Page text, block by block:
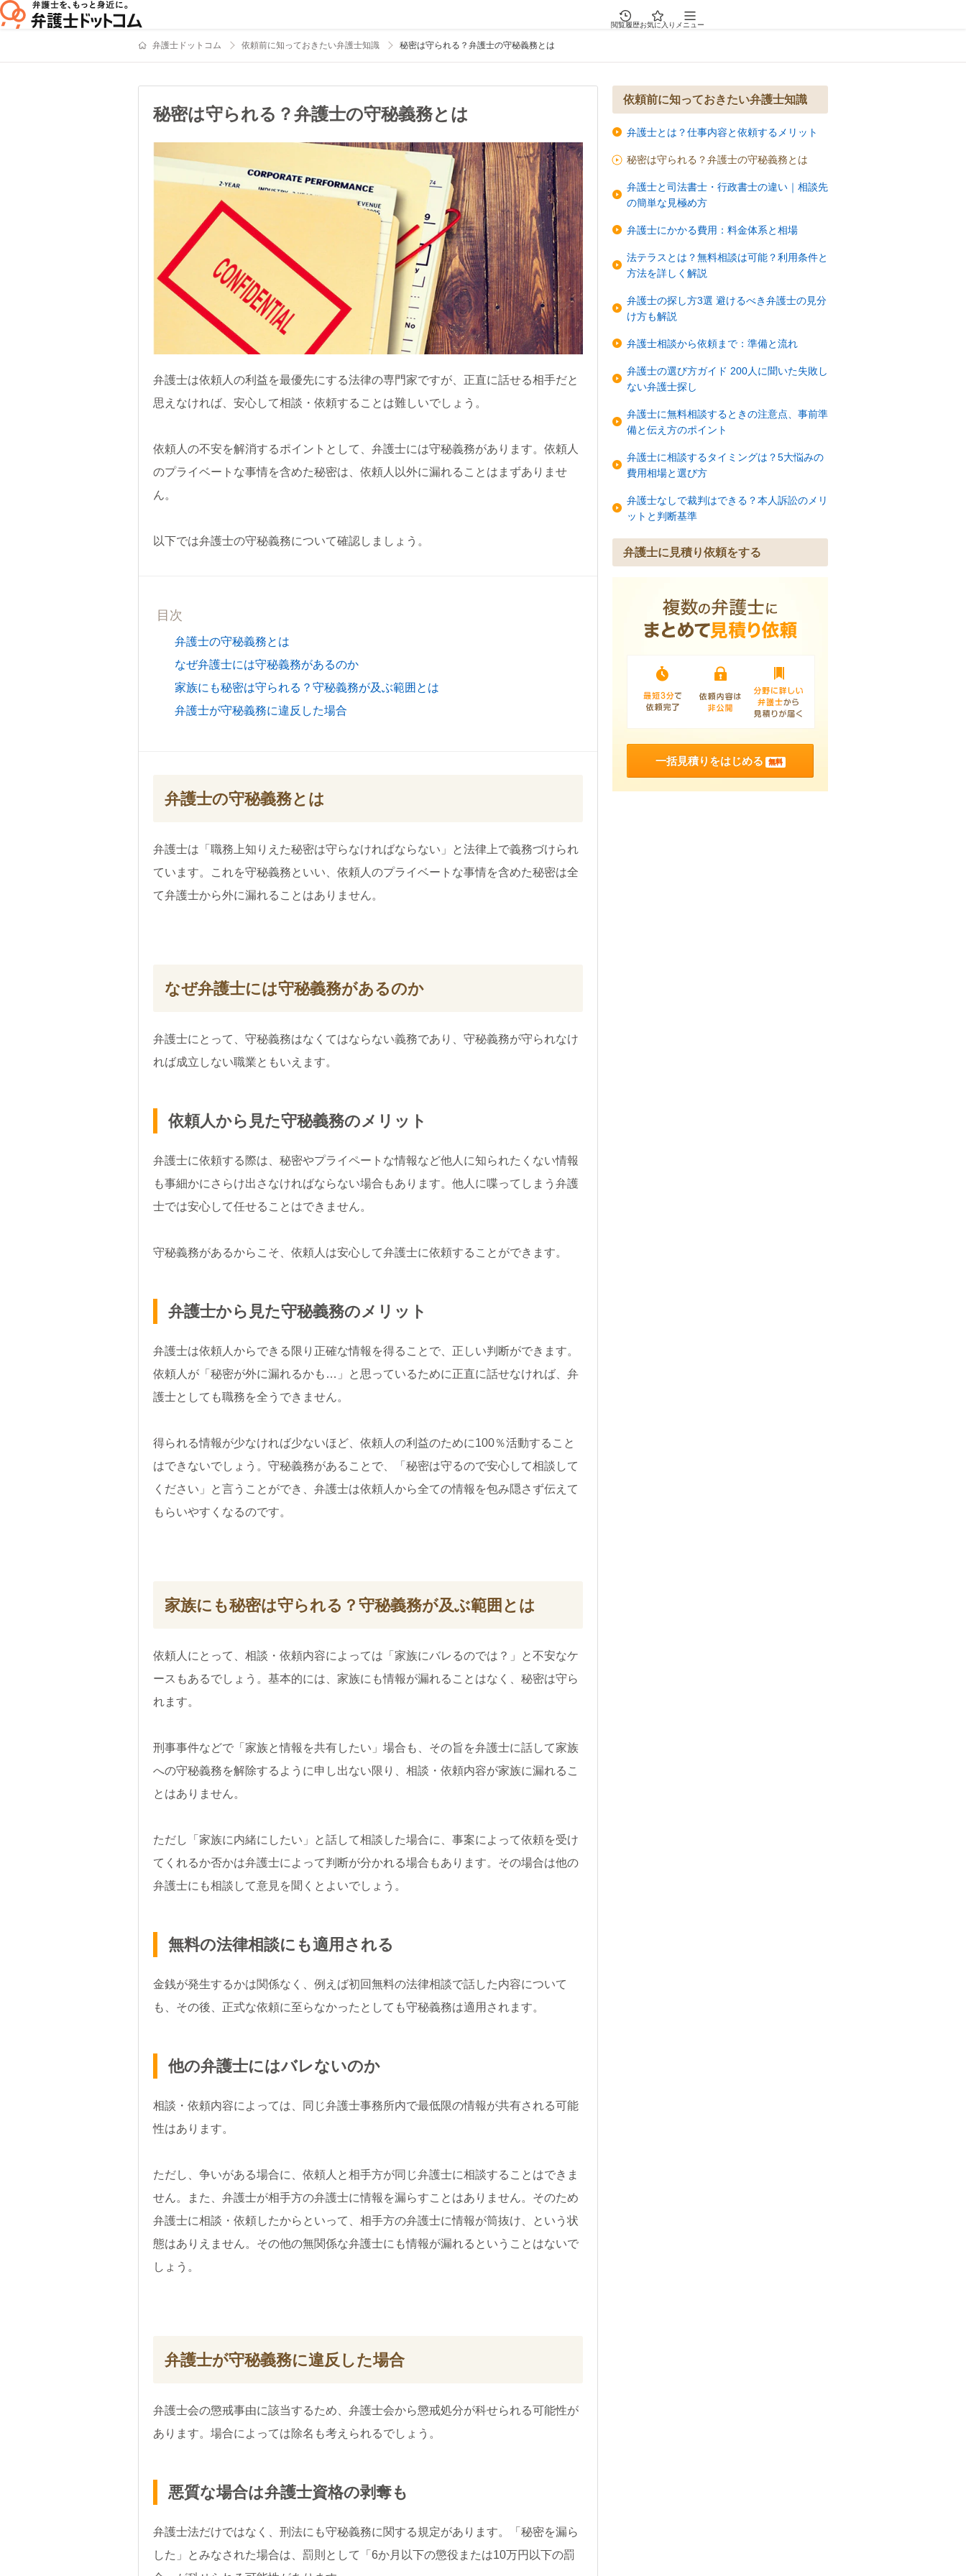
閲覧履歴お気に入り メニュー
弁護士ドットコム 依頼前に知っておきたい弁護士知識 秘密は守られる？弁護士の守秘義務とは
秘密は守られる？弁護士の守秘義務とは
弁護士は依頼人の利益を最優先にする法律の専門家ですが、正直に話せる相手だと
思えなければ、安心して相談・依頼することは難しいでしょう。
依頼人の不安を解消するポイントとして、弁護士には守秘義務があります。依頼人
のプライベートな事情を含めた秘密は、依頼人以外に漏れることはまずありませ
ん。
以下では弁護士の守秘義務について確認しましょう。
目次
弁護士の守秘義務とは
なぜ弁護士には守秘義務があるのか
家族にも秘密は守られる？守秘義務が及ぶ範囲とは
弁護士が守秘義務に違反した場合
弁護士の守秘義務とは
弁護士は「職務上知りえた秘密は守らなければならない」と法律上で義務づけられ
ています。これを守秘義務といい、依頼人のプライベートな事情を含めた秘密は全
て弁護士から外に漏れることはありません。
なぜ弁護士には守秘義務があるのか
弁護士にとって、守秘義務はなくてはならない義務であり、守秘義務が守られなけ
れば成立しない職業ともいえます。
依頼人から見た守秘義務のメリット
弁護士に依頼する際は、秘密やプライペートな情報など他人に知られたくない情報
も事細かにさらけ出さなければならない場合もあります。他人に喋ってしまう弁護
士では安心して任せることはできません。
守秘義務があるからこそ、依頼人は安心して弁護士に依頼することができます。
弁護士から見た守秘義務のメリット
弁護士は依頼人からできる限り正確な情報を得ることで、正しい判断ができます。
依頼人が「秘密が外に漏れるかも…」と思っているために正直に話せなければ、弁
護士としても職務を全うできません。
得られる情報が少なければ少ないほど、依頼人の利益のために100％活動すること
はできないでしょう。守秘義務があることで、「秘密は守るので安心して相談して
ください」と言うことができ、弁護士は依頼人から全ての情報を包み隠さず伝えて
もらいやすくなるのです。
家族にも秘密は守られる？守秘義務が及ぶ範囲とは
依頼人にとって、相談・依頼内容によっては「家族にバレるのでは？」と不安なケ
ースもあるでしょう。基本的には、家族にも情報が漏れることはなく、秘密は守ら
れます。
刑事事件などで「家族と情報を共有したい」場合も、その旨を弁護士に話して家族
への守秘義務を解除するように申し出ない限り、相談・依頼内容が家族に漏れるこ
とはありません。
ただし「家族に内緒にしたい」と話して相談した場合に、事案によって依頼を受け
てくれるか否かは弁護士によって判断が分かれる場合もあります。その場合は他の
弁護士にも相談して意見を聞くとよいでしょう。
無料の法律相談にも適用される
金銭が発生するかは関係なく、例えば初回無料の法律相談で話した内容について
も、その後、正式な依頼に至らなかったとしても守秘義務は適用されます。
他の弁護士にはバレないのか
相談・依頼内容によっては、同じ弁護士事務所内で最低限の情報が共有される可能
性はあります。
ただし、争いがある場合に、依頼人と相手方が同じ弁護士に相談することはできま
せん。また、弁護士が相手方の弁護士に情報を漏らすことはありません。そのため
弁護士に相談・依頼したからといって、相手方の弁護士に情報が筒抜け、という状
態はありえません。その他の無関係な弁護士にも情報が漏れるということはないで
しょう。
弁護士が守秘義務に違反した場合
弁護士会の懲戒事由に該当するため、弁護士会から懲戒処分が科せられる可能性が
あります。場合によっては除名も考えられるでしょう。
悪質な場合は弁護士資格の剥奪も
弁護士法だけではなく、刑法にも守秘義務に関する規定があります。「秘密を漏ら
した」とみなされた場合は、罰則として「6か月以下の懲役または10万円以下の罰
依頼前に知っておきたい弁護士知識
弁護士とは？仕事内容と依頼するメリット
秘密は守られる？弁護士の守秘義務とは
弁護士と司法書士・行政書士の違い｜相談先
の簡単な見極め方
弁護士にかかる費用：料金体系と相場
法テラスとは？無料相談は可能？利用条件と
方法を詳しく解説
弁護士の探し方3選 避けるべき弁護士の見分
け方も解説
弁護士相談から依頼まで：準備と流れ
弁護士の選び方ガイド 200人に聞いた失敗し
ない弁護士探し
弁護士に無料相談するときの注意点、事前準
備と伝え方のポイント
弁護士に相談するタイミングは？5大悩みの
費用相場と選び方
弁護士なしで裁判はできる？本人訴訟のメリ
ットと判断基準
弁護士に見積り依頼をする
一括見積りをはじめる 無料